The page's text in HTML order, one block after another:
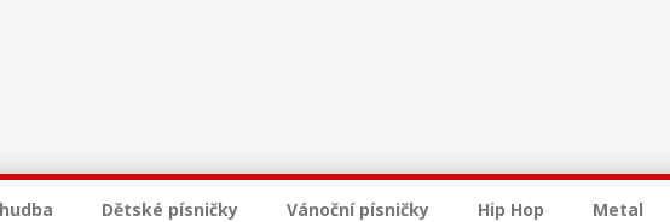
Dětské písničky Vánoční písničky Hip Hop Metal